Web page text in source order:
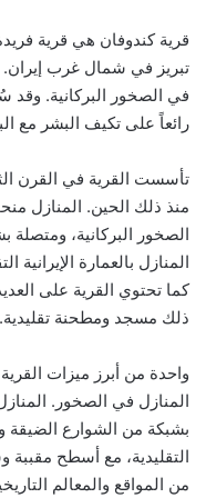
قرية كندوفان هي قرية
تبريز في شمال غرب إيران.
في الصخور البركانية. وقد
رائعاً على تكيف البشر مع
تأسست القرية في القرن
منذ ذلك الحين. المنازل
الصخور البركانية، ومتصلة
المنازل بالعمارة
كما تحتوي القرية على
ذلك مسجد ومطحنة تقليدية.
واحدة من أبرز ميزات
المنازل في الصخور.
بشبكة من الشوارع الضيقة
التقليدية، مع أسطح مقببة
من المواقع والمعالم